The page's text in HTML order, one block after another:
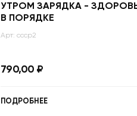
УТРОМ ЗАРЯДКА -
В ПОРЯДКЕ
Арт: ссср2
790,00 ₽
ПОДРОБНЕЕ